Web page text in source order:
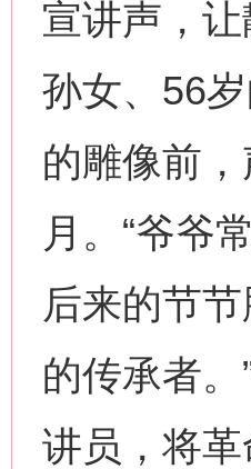
宣讲声，
孙女、56
的雕像前
月。“爷爷
后来的节
的传承者
讲员，将